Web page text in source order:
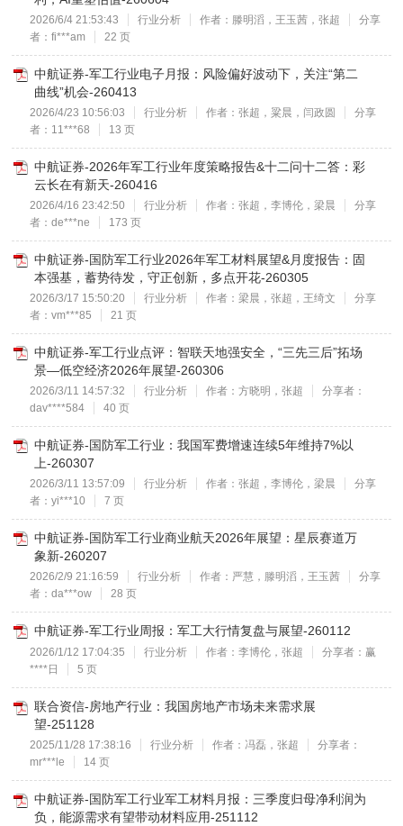
2026/6/4 21:53:43 行业分析 作者：滕明滔，王玉茜，张超
分享
者：fi***am
22 页
中航证券-军工行业电子月报：风险偏好波动下，关注“第二
曲线”机会-260413
2026/4/23 10:56:03 行业分析 作者：张超，粱晨，闫政圆
分享
者：11***68
13 页
中航证券-2026年军工行业年度策略报告&十二问十二答：彩
云长在有新天-260416
2026/4/16 23:42:50 行业分析 作者：张超，李博伦，梁晨
分享
者：de***ne
173 页
中航证券-国防军工行业2026年军工材料展望&月度报告：固
本强基，蓄势待发，守正创新，多点开花-260305
2026/3/17 15:50:20 行业分析 作者：梁晨，张超，王绮文
分享
者：vm***85
21 页
中航证券-军工行业点评：智联天地强安全，“三先三后”拓场
景—低空经济2026年展望-260306
2026/3/11 14:57:32 行业分析 作者：方晓明，张超
分享者：
dav****584
40 页
中航证券-国防军工行业：我国军费增速连续5年维持7%以
上-260307
2026/3/11 13:57:09 行业分析 作者：张超，李博伦，梁晨
分享
者：yi***10
7 页
中航证券-国防军工行业商业航天2026年展望：星辰赛道万
象新-260207
2026/2/9 21:16:59 行业分析 作者：严慧，滕明滔，王玉茜
分享
者：da***ow
28 页
中航证券-军工行业周报：军工大行情复盘与展望-260112
2026/1/12 17:04:35 行业分析 作者：李博伦，张超
分享者：赢
****日
5 页
联合资信-房地产行业：我国房地产市场未来需求展
望-251128
2025/11/28 17:38:16 行业分析 作者：冯磊，张超
分享者：
mr***le
14 页
中航证券-国防军工行业军工材料月报：三季度归母净利润为
负，能源需求有望带动材料应用-251112